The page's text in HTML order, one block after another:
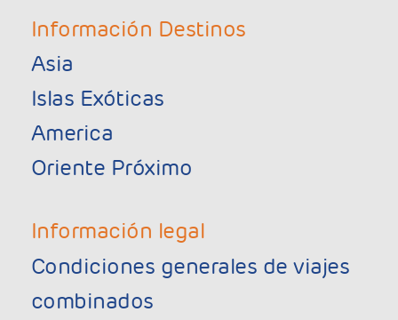
Información Destinos
Asia
Islas Exóticas
America
Oriente Próximo
Información legal
Condiciones generales de viajes
combinados